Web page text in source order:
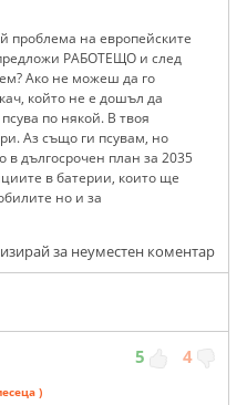
проблема на европейските
РАБОТЕЩО и след
Ако не можеш да го
който не е дошъл да
по някой. В твоя
Аз също ги псувам, но
дългосрочен план за 2035
в батерии, които ще
но и за
за неуместен коментар
5 4
)